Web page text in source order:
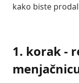
kako biste
1. korak -